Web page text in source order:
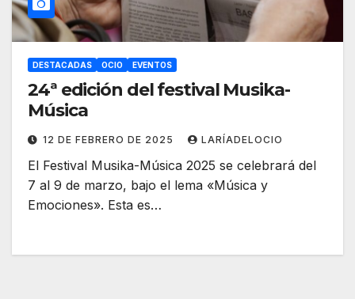
DESTACADAS OCIO EVENTOS
24ª edición del festival Musika-
Música
12 DE FEBRERO DE 2025 LARÍADELOCIO
El Festival Musika-Música 2025 se celebrará del
7 al 9 de marzo, bajo el lema «Música y
Emociones». Esta es…